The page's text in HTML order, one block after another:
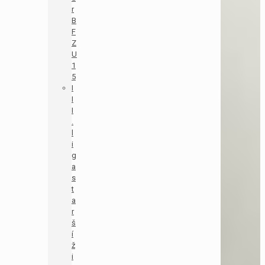
r
B
F
Z
U
1
5
I
I
I
.
i
g
a
s
t
a
r
š
í
ž
i